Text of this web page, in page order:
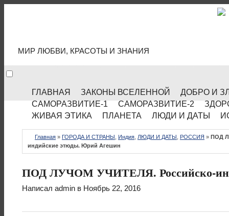
МИР ЛЮБВИ, КРАСОТЫ И ЗНАНИЯ
ГЛАВНАЯ ЗАКОНЫ ВСЕЛЕННОЙ
ДОБРО И
САМОРАЗВИТИЕ-1
САМОРАЗВИТИЕ-2
ЖИВАЯ ЭТИКА
ПЛАНЕТА ЛЮДИ И ДАТЫ
Главная » ГОРОДА И СТРАНЫ Индия ЛЮДИ И ДАТЫ РОССИЯ » ПОД
индийские этюды. Юрий Агешин
ПОД ЛУЧОМ УЧИТЕЛЯ. Российско-
Написал admin в Ноябрь 22, 2016